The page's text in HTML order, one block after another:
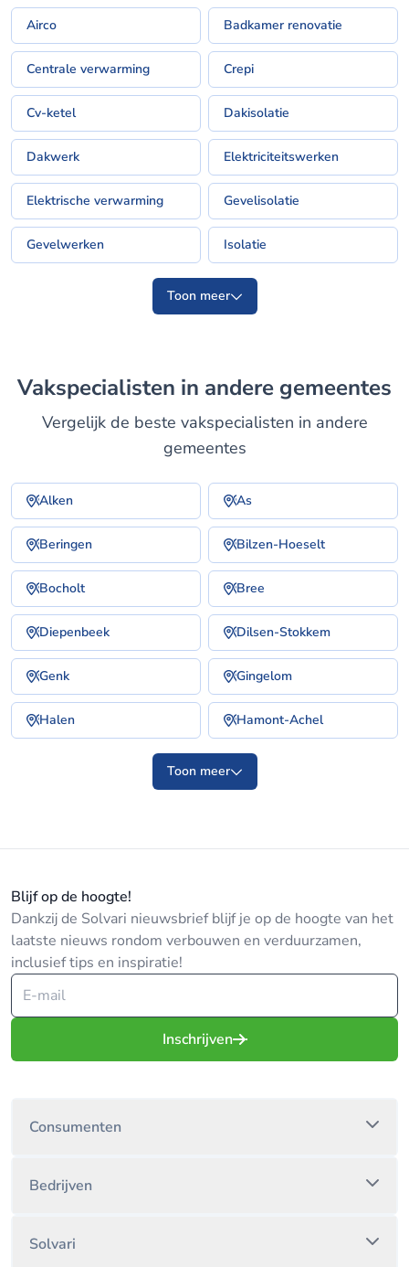
Airco Badkamer renovatie
Centrale verwarming Crepi
Cv-ketel Dakisolatie
Dakwerk Elektriciteitswerken
Elektrische verwarming Gevelisolatie
Gevelwerken Isolatie
Toon meer
Vakspecialisten in andere gemeentes
Vergelijk de beste vakspecialisten in andere
gemeentes
Alken As
Beringen Bilzen-Hoeselt
Bocholt Bree
Diepenbeek Dilsen-Stokkem
Genk Gingelom
Halen Hamont-Achel
Toon meer
Blijf op de hoogte!
Dankzij de Solvari nieuwsbrief blijf je op de hoogte van het
laatste nieuws rondom verbouwen en verduurzamen,
inclusief tips en inspiratie!
Inschrijven
Consumenten
Bedrijven
Solvari